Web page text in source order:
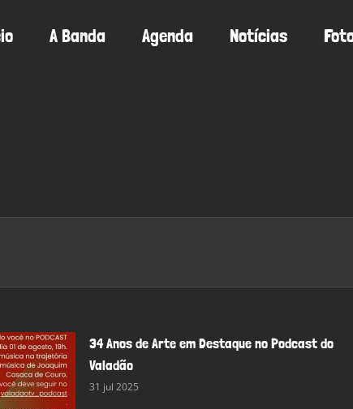
A Banda Agenda Notícias
34 Anos de Arte em Destaque no Podcast do
Valadão
31 jul 2025